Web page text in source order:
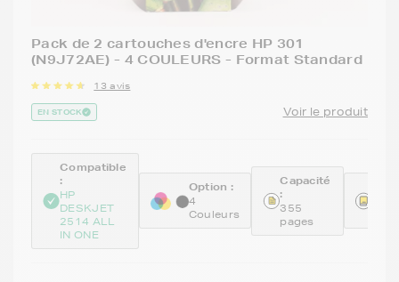
Pack de 2 cartouches d'encre HP 301
(N9J72AE) - 4 COULEURS - Format Standard
13 avis
EN STOCK Voir le produit
Compatible
:
HP
DESKJET
2514 ALL
IN ONE
Option :
4
Couleurs
Capacité
:
355
pages